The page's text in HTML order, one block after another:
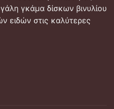
γκάμα δίσκων βινυλίου
ειδών στις καλύτερες